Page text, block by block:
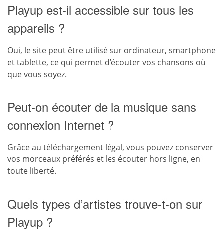
Playup est-il accessible sur tous les
appareils ?
Oui, le site peut être utilisé sur ordinateur, smartphone
et tablette, ce qui permet d’écouter vos chansons où
que vous soyez.
Peut-on écouter de la musique sans
connexion Internet ?
Grâce au téléchargement légal, vous pouvez conserver
vos morceaux préférés et les écouter hors ligne, en
toute liberté.
Quels types d’artistes trouve-t-on sur
Playup ?